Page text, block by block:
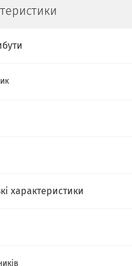
характеристики